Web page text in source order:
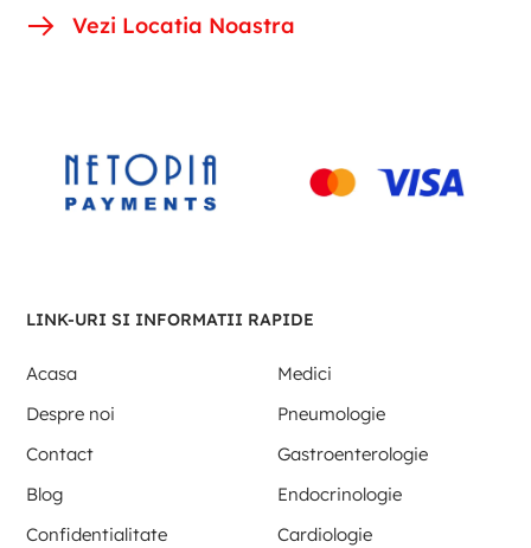
Vezi Locatia Noastra
LINK-URI SI INFORMATII RAPIDE
Acasa
Medici
Despre noi
Pneumologie
Contact
Gastroenterologie
Blog
Endocrinologie
Confidentialitate
Cardiologie